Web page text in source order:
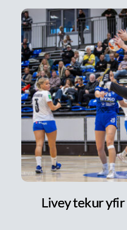
Livey tekur